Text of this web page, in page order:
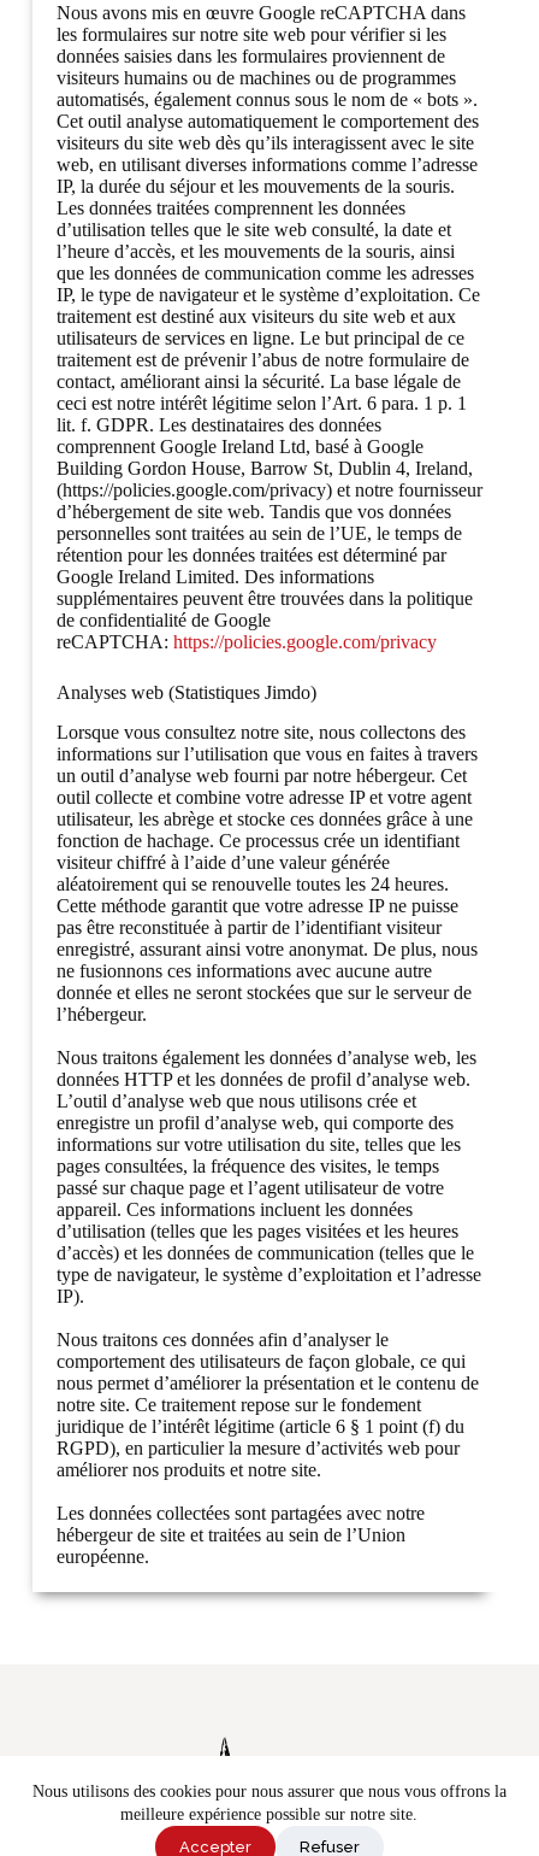
Nous utilisons des cookies pour nous assurer que nous vous offrons la
meilleure expérience possible sur notre site.
Accepter
Refuser
Nous avons mis en œuvre Google reCAPTCHA dans
les formulaires sur notre site web pour vérifier si les
données saisies dans les formulaires proviennent de
visiteurs humains ou de machines ou de programmes
automatisés, également connus sous le nom de « bots ».
Cet outil analyse automatiquement le comportement des
visiteurs du site web dès qu’ils interagissent avec le site
web, en utilisant diverses informations comme l’adresse
IP, la durée du séjour et les mouvements de la souris.
Les données traitées comprennent les données
d’utilisation telles que le site web consulté, la date et
l’heure d’accès, et les mouvements de la souris, ainsi
que les données de communication comme les adresses
IP, le type de navigateur et le système d’exploitation. Ce
traitement est destiné aux visiteurs du site web et aux
utilisateurs de services en ligne. Le but principal de ce
traitement est de prévenir l’abus de notre formulaire de
contact, améliorant ainsi la sécurité. La base légale de
ceci est notre intérêt légitime selon l’Art. 6 para. 1 p. 1
lit. f. GDPR. Les destinataires des données
comprennent Google Ireland Ltd, basé à Google
Building Gordon House, Barrow St, Dublin 4, Ireland,
(https://policies.google.com/privacy) et notre fournisseur
d’hébergement de site web. Tandis que vos données
personnelles sont traitées au sein de l’UE, le temps de
rétention pour les données traitées est déterminé par
Google Ireland Limited. Des informations
supplémentaires peuvent être trouvées dans la politique
de confidentialité de Google
reCAPTCHA: https://policies.google.com/privacy
Analyses web (Statistiques Jimdo)
Lorsque vous consultez notre site, nous collectons des
informations sur l’utilisation que vous en faites à travers
un outil d’analyse web fourni par notre hébergeur. Cet
outil collecte et combine votre adresse IP et votre agent
utilisateur, les abrège et stocke ces données grâce à une
fonction de hachage. Ce processus crée un identifiant
visiteur chiffré à l’aide d’une valeur générée
aléatoirement qui se renouvelle toutes les 24 heures.
Cette méthode garantit que votre adresse IP ne puisse
pas être reconstituée à partir de l’identifiant visiteur
enregistré, assurant ainsi votre anonymat. De plus, nous
ne fusionnons ces informations avec aucune autre
donnée et elles ne seront stockées que sur le serveur de
l’hébergeur.
Nous traitons également les données d’analyse web, les
données HTTP et les données de profil d’analyse web.
L’outil d’analyse web que nous utilisons crée et
enregistre un profil d’analyse web, qui comporte des
informations sur votre utilisation du site, telles que les
pages consultées, la fréquence des visites, le temps
passé sur chaque page et l’agent utilisateur de votre
appareil. Ces informations incluent les données
d’utilisation (telles que les pages visitées et les heures
d’accès) et les données de communication (telles que le
type de navigateur, le système d’exploitation et l’adresse
IP).
Nous traitons ces données afin d’analyser le
comportement des utilisateurs de façon globale, ce qui
nous permet d’améliorer la présentation et le contenu de
notre site. Ce traitement repose sur le fondement
juridique de l’intérêt légitime (article 6 § 1 point (f) du
RGPD), en particulier la mesure d’activités web pour
améliorer nos produits et notre site.
Les données collectées sont partagées avec notre
hébergeur de site et traitées au sein de l’Union
européenne.